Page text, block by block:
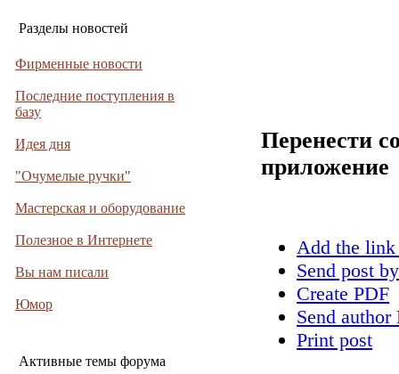
Разделы новостей
Фирменные новости
Последние поступления в
базу
Идея дня
"Очумелые ручки"
Мастерская и оборудование
Полезное в Интернете
Вы нам писали
Юмор
Активные темы форума
Перенести
приложение
Add the
Send post
Create PDF
Send
Print post